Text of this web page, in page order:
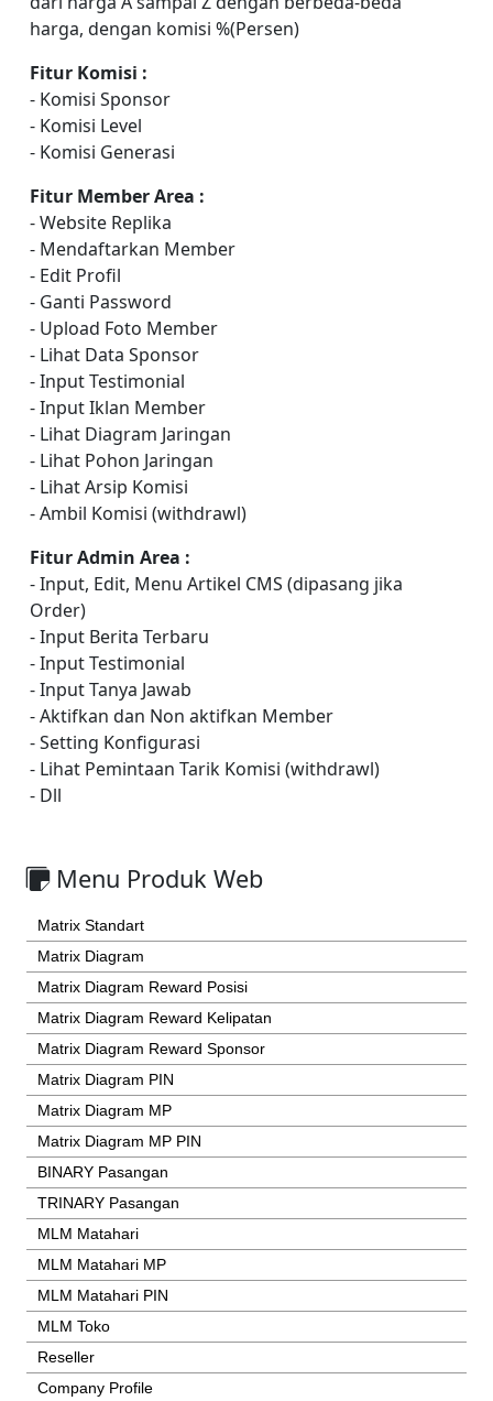
harga, dengan komisi %(Persen)
Fitur Komisi :
- Komisi Sponsor
- Komisi Level
- Komisi Generasi
Fitur Member Area :
- Website Replika
- Mendaftarkan Member
- Edit Profil
- Ganti Password
- Upload Foto Member
- Lihat Data Sponsor
- Input Testimonial
- Input Iklan Member
- Lihat Diagram Jaringan
- Lihat Pohon Jaringan
- Lihat Arsip Komisi
- Ambil Komisi (withdrawl)
Fitur Admin Area :
- Input, Edit, Menu Artikel CMS (dipasang jika
Order)
- Input Berita Terbaru
- Input Testimonial
- Input Tanya Jawab
- Aktifkan dan Non aktifkan Member
- Setting Konfigurasi
- Lihat Pemintaan Tarik Komisi (withdrawl)
- Dll
Menu Produk Web
Matrix Standart
Matrix Diagram
Matrix Diagram Reward Posisi
Matrix Diagram Reward Kelipatan
Matrix Diagram Reward Sponsor
Matrix Diagram PIN
Matrix Diagram MP
Matrix Diagram MP PIN
BINARY Pasangan
TRINARY Pasangan
MLM Matahari
MLM Matahari MP
MLM Matahari PIN
MLM Toko
Reseller
Company Profile